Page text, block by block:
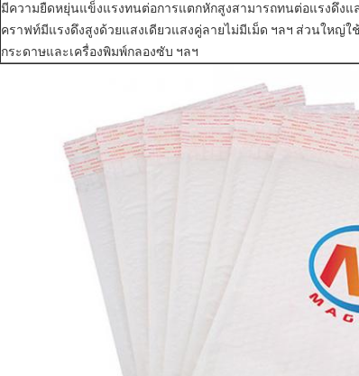
มีความยืดหยุ่นแข็งแรงทนต่อการแตกหักสูงสามารถทนต่อแรงดึงแ
คราฟท์มีแรงดึงสูงด้วยแสงเดียวแสงคู่ลายไม่มีเม็ด ฯลฯ ส่วนใหญ่
กระดาษและเครื่องพิมพ์กลองซับ ฯลฯ